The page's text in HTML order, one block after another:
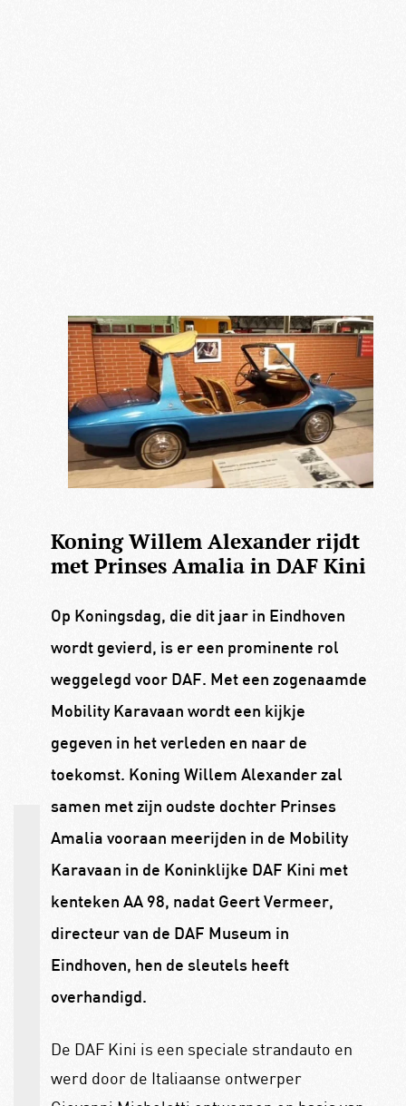
Koning Willem Alexander rijdt
met Prinses Amalia in DAF Kini
Op Koningsdag, die dit jaar in Eindhoven
wordt gevierd, is er een prominente rol
weggelegd voor DAF. Met een zogenaamde
Mobility Karavaan wordt een kijkje
gegeven in het verleden en naar de
toekomst. Koning Willem Alexander zal
samen met zijn oudste dochter Prinses
Amalia vooraan meerijden in de Mobility
Karavaan in de Koninklijke DAF Kini met
kenteken AA 98, nadat Geert Vermeer,
directeur van de DAF Museum in
Eindhoven, hen de sleutels heeft
overhandigd.
De DAF Kini is een speciale strandauto en
werd door de Italiaanse ontwerper